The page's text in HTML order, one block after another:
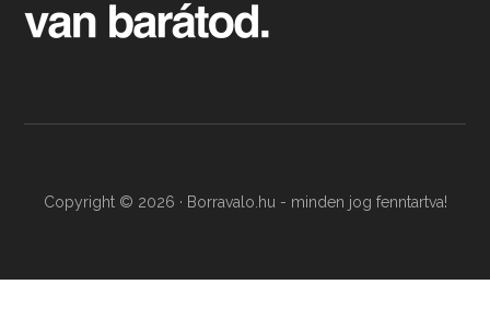
Copyright © 2026 · Borravalo.hu - minden jog fenntartva!